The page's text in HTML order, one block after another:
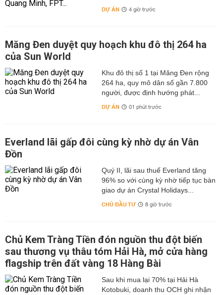
DỰ ÁN 4 giờ trước
Măng Đen duyệt quy hoạch khu đô thị 264 ha
của Sun World
Khu đô thị số 1 tại Măng Đen rộng
264 ha, quy mô dân số gần 7.800
người, được định hướng phát...
DỰ ÁN 01 phút trước
Everland lãi gấp đôi cùng kỳ nhờ dự án Vân
Đồn
Quý II, lãi sau thuế Everland tăng
96% so với cùng kỳ nhờ tiếp tục bàn
giao dự án Crystal Holidays...
CHỦ ĐẦU TƯ 8 giờ trước
Chủ Kem Tràng Tiền đón nguồn thu đột biến
sau thương vụ thâu tóm Hải Hà, mở cửa hàng
flagship trên đất vàng 18 Hàng Bài
Sau khi mua lại 70% tại Hải Hà
Kotobuki, doanh thu OCH ghi nhận